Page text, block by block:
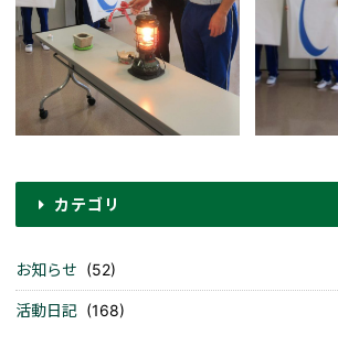
カテゴリ
お知らせ (52)
活動日記 (168)